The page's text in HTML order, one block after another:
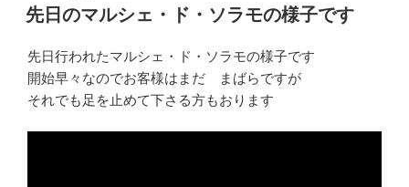
稿
日:
先日のマルシェ・ド・ソラモの様子です
先日行われたマルシェ・ド・ソラモの様子です
開始早々なのでお客様はまだ まばらですが
それでも足を止めて下さる方もおります